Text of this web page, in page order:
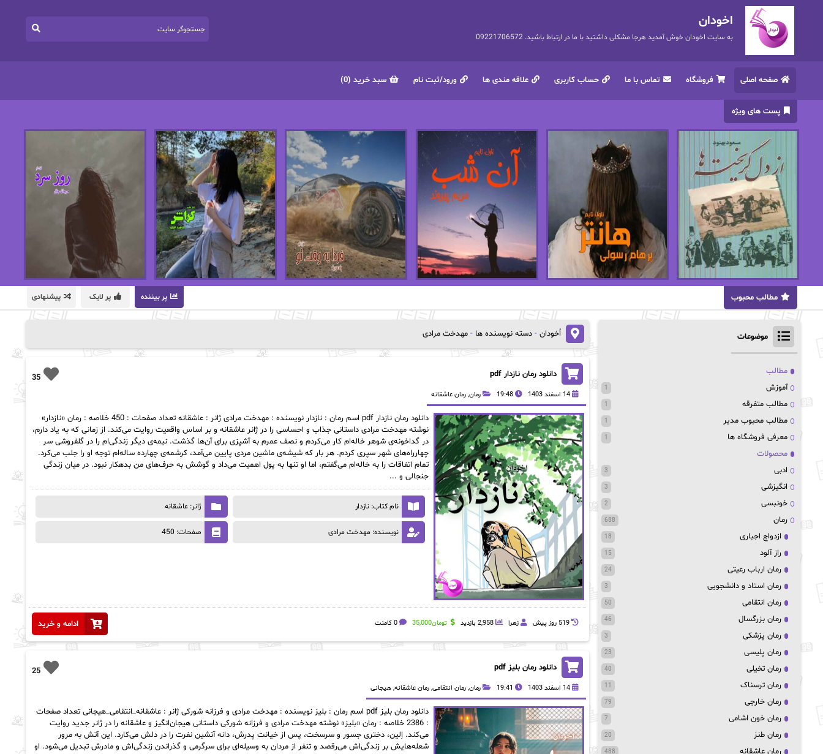
اخودان
به سایت اخودان خوش آمدید هرجا مشکلی داشتید با ما در ارتباط باشید. 09221706572
صفحه اصلی فروشگاه تماس با ما حساب کاربری علاقه مندی ها ورود/ثبت نام سبد خرید (0)
پست های ویژه
پر بیننده پر لایک پیشنهادی مطالب محبوب
اُخودان - دسته نویسنده ها - مهدخت مرادی
35 دانلود رمان نازدار pdf
14 اسفند 1403 19:48 رمان, رمان عاشقانه
دانلود رمان نازدار pdf اسم رمان : نازدار نویسنده : مهدخت مرادی ژانر : عاشقانه تعداد صفحات : 450 خلاصه : رمان «نازدار»
نوشته مهدخت مرادی داستانی جذاب و احساسی را در ژانر عاشقانه و بر اساس واقعیت روایت می‌کند. از زمانی که به یاد دارم،
در گداخونه‌ی شوهر خاله‌ام کار می‌کردم و نصف عمرم به آشپزی برای آن‌ها گذشت. نیمه‌ی دیگر زندگی‌ام را در گلفروشی سر
چهارراه‌های شهر سپری کردم. هر بار که شیشه‌ی ماشین مردی پایین می‌آمد، کرشمه‌ی چهارده ساله‌ام توجه او را جلب می‌کرد.
تمام اتفاقات را به خاله‌ام می‌گفتم، اما او تنها به پول اهمیت می‌داد و گوشش به حرف‌های من بدهکار نبود. در میان زندگی
جنجالی و ...
نام کتاب: نازدار ژانر: عاشقانه
نویسنده: مهدخت مرادی صفحات: 450
ادامه و خرید 519 روز پيش زهرا 2,958 بازدید تومان35,000 0 کامنت
25 دانلود رمان بلیز pdf
14 اسفند 1403 19:41 رمان, رمان انتقامی, رمان عاشقانه, هیجانی
دانلود رمان بلیز pdf اسم رمان : بلیز نویسنده : مهدخت مرادی و فرزانه شورکی ژانر : عاشقانه_انتقامی_هیجانی تعداد صفحات
: 2386 خلاصه : رمان «بلیز» نوشته مهدخت مرادی و فرزانه شورکی داستانی هیجان‌انگیز و عاشقانه را در ژانر جدید روایت
می‌کند. اِلین، دختری جسور و سرسخت، پس از خیانت پدرش، دانه آتشین نفرت را در دلش می‌کارد. این آتش به مرور
شعله‌هایش بر زندگی‌اش می‌رقصد و تنفر از مردان به وسیله‌ای برای سرگرمی و گذراندن زندگی‌اش و مادرش تبدیل می‌شود. او
موضوعات
مطالب
آموزش
1
مطالب متفرقه 1
مطالب محبوب مدیر 1
معرفی فروشگاه ها 1
محصولات
ادبی
3
انگیزشی 3
خونبسی 2
رمان 688
ازدواج اجباری 18
راز آلود 15
رمان ارباب رعیتی 24
رمان استاد و دانشجویی 3
رمان انتقامی 50
رمان بزرگسال 46
رمان پزشکی 3
رمان پلیسی 23
رمان تخیلی 40
رمان ترسناک 11
رمان خارجی 79
رمان خون اشامی 7
رمان طنز 20
رمان عاشقانه 488